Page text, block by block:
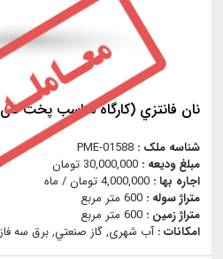
نان فانتزي (كارگاه مناسب پخت
شناسه ملک : PME-01588
مبلغ ودیعه : 30,000,000 تومان
اجاره بها : 4,000,000 تومان / ماه
متراژ سوله : 600 متر مربع
متراژ زمین : 600 متر مربع
امکانات :آب شهری, گاز صنعتي, برق سه